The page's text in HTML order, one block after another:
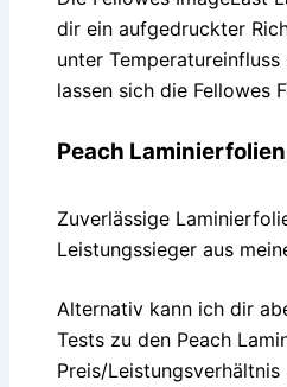
dir ein aufgedruckter
unter
lassen sich die Fellowes
Peach
Zuverlässige
Leistungssieger aus
Alternativ kann ich dir
Tests zu den Peach
Preis/